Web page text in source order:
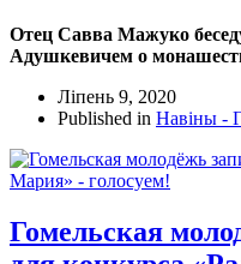
Отец Савва Мажуко
Адушкевичем о
Ліпень 9, 2020
Published in Навіны -
Гомельская